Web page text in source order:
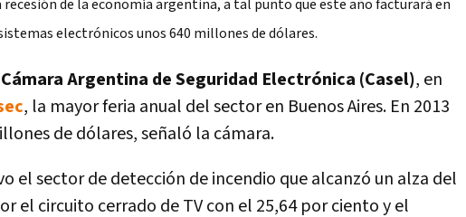
de la economía argentina, a tal punto que este año facturará en
electrónicos unos 640 millones de dólares.
Cámara Argentina de Seguridad Electrónica (Casel), en
, la mayor feria anual del sector en Buenos Aires. En 2013
de dólares, señaló la cámara.
el sector de detección de incendio que alcanzó un alza del
el circuito cerrado de TV con el 25,64 por ciento y el